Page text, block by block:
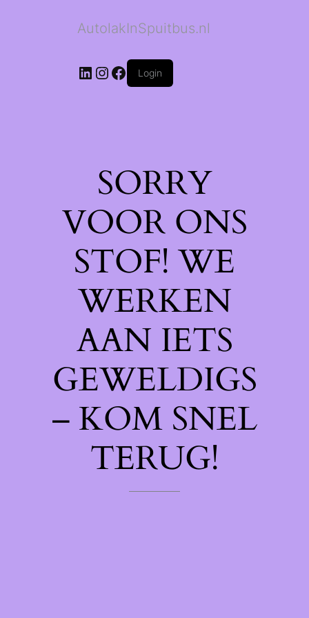
AutolakInSpuitbus.nl
LinkedIn
Instagram
Facebook
Login
SORRY
VOOR ONS
STOF! WE
WERKEN
AAN IETS
GEWELDIGS
– KOM SNEL
TERUG!